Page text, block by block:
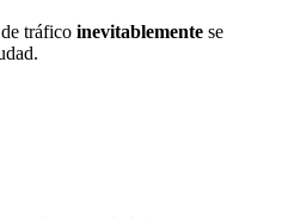
tráfico inevitablemente se